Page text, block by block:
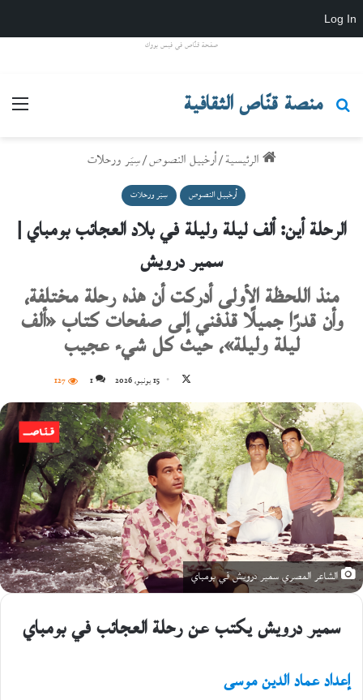
Log In
صفحة قنّاص في فيس بووك
منصة قنّاص الثقافية
بحث عن
الرئيسية/أرخبيل النصوص/سِيَر ورحلات
أرخبيل النصوص سِيَر ورحلات
الرحلة أين: ألف ليلة وليلة في بلاد العجائب بومباي |
سمير درويش
منذ اللحظة الأولى أدركت أن هذه رحلة مختلفة،
وأن قدرًا جميلًا قذفني إلى صفحات كتاب «ألف
ليلة وليلة»، حيث كل شيء عجيب
على
X
15 يونيو، 2026 1
127
الشاعر المصري سمير درويش في بومباي
سمير درويش يكتب عن رحلة العجائب في بومباي
إعداد عماد الدين موسى